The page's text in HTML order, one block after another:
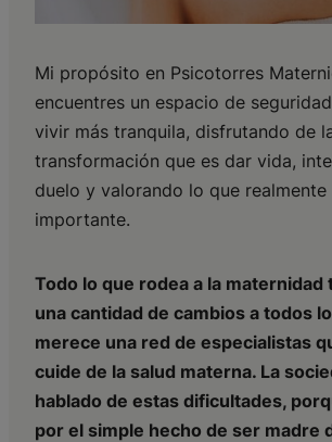
Mi propósito en Psicotorres
encuentres un espacio de
vivir más tranquila, disfrutando de
transformación que es dar vida,
duelo y valorando lo que realmente
importante.
Todo lo que rodea a la maternidad
una cantidad de cambios a todos
merece una red de especialistas
cuide de la salud materna. La
hablado de estas dificultades,
por el simple hecho de ser madre